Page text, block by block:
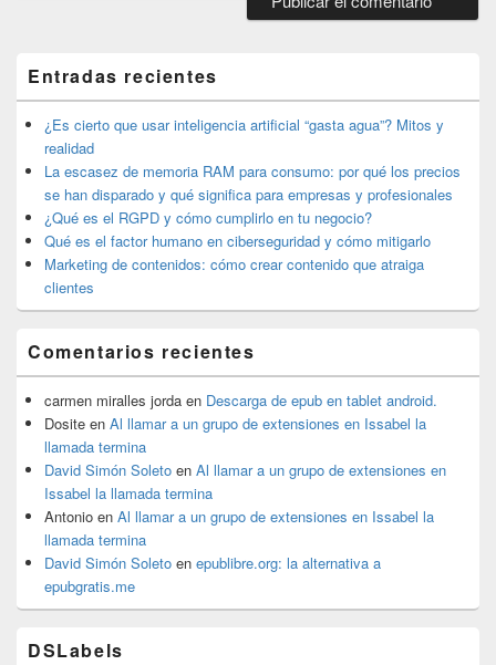
de
widget
barra
lateral
primaria
Entradas recientes
¿Es cierto que usar inteligencia artificial “gasta agua”? Mitos y
realidad
La escasez de memoria RAM para consumo: por qué los precios
se han disparado y qué significa para empresas y profesionales
¿Qué es el RGPD y cómo cumplirlo en tu negocio?
Qué es el factor humano en ciberseguridad y cómo mitigarlo
Marketing de contenidos: cómo crear contenido que atraiga
clientes
Comentarios recientes
carmen miralles jorda en Descarga de epub en tablet android.
Dosite en Al llamar a un grupo de extensiones en Issabel la
llamada termina
David Simón Soleto en Al llamar a un grupo de extensiones en
Issabel la llamada termina
Antonio en Al llamar a un grupo de extensiones en Issabel la
llamada termina
David Simón Soleto en epublibre.org: la alternativa a
epubgratis.me
DSLabels